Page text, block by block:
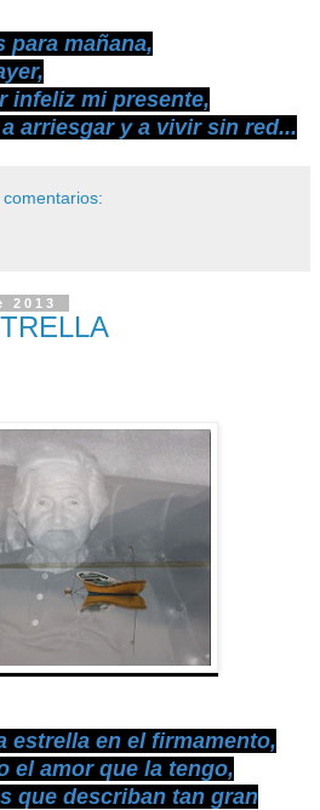
para mañana,
infeliz mi presente,
arriesgar y a vivir sin red...
comentarios:
2013
estrella en el firmamento,
el amor que la tengo,
que describan tan gran